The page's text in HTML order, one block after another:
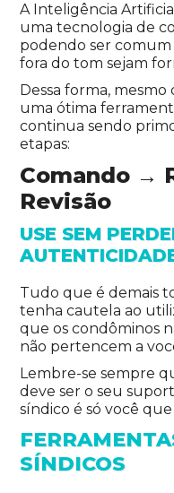
A Inteligência
uma tecnologia de
podendo ser comum
fora do tom sejam
Dessa forma, mesmo
uma ótima
continua sendo
etapas:
Comando →
Revisão
USE SEM
Tudo que é demais
tenha cautela ao
que os condôminos
não pertencem a
Lembre-se sempre
deve ser o seu
síndico é só você
SÍNDICOS